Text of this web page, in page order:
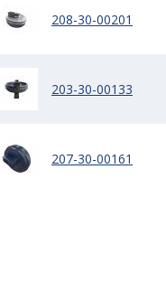
208-30-00201
203-30-00133
207-30-00161